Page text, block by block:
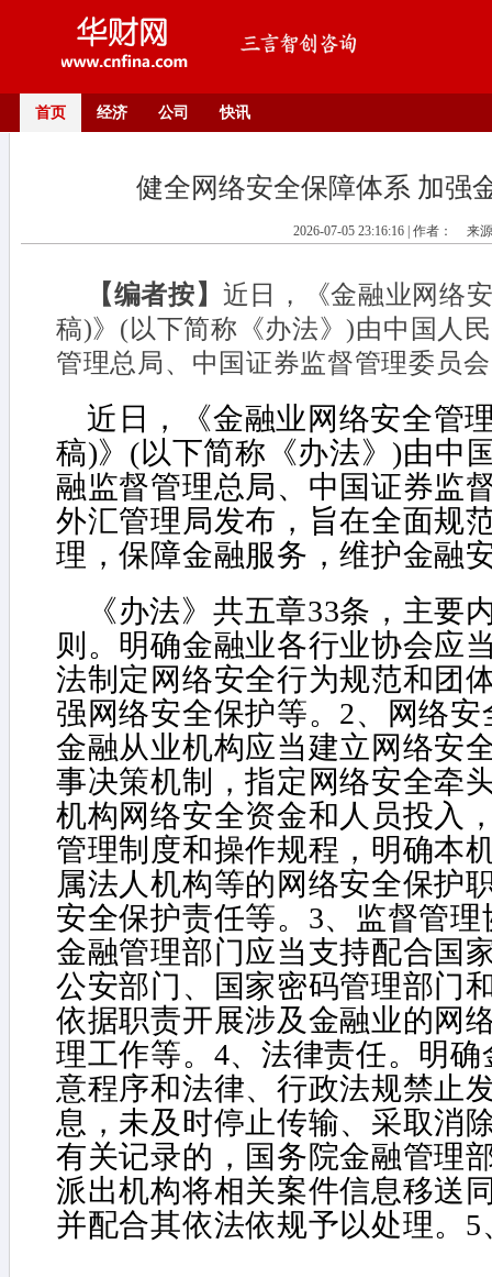
首页 经济 公司 快讯
健全网络安全保障体系 加强
2026-07-05 23:16:16 | 作者： 来
【编者按】 近日，《金融业网络
稿)》(以下简称《办法》)由中国人
管理总局、中国证券监督管理委员
近日，《金融业网络安全管
稿)》(以下简称《办法》)由中
融监督管理总局、中国证券监
外汇管理局发布，旨在全面规
理，保障金融服务，维护金融
《办法》共五章33条，主要
则。明确金融业各行业协会应
法制定网络安全行为规范和团
强网络安全保护等。2、网络
金融从业机构应当建立网络安
事决策机制，指定网络安全牵
机构网络安全资金和人员投入
管理制度和操作规程，明确本
属法人机构等的网络安全保护
安全保护责任等。3、监督管
金融管理部门应当支持配合国
公安部门、国家密码管理部门
依据职责开展涉及金融业的网
理工作等。4、法律责任。明
意程序和法律、行政法规禁止
息，未及时停止传输、采取消
有关记录的，国务院金融管理
派出机构将相关案件信息移送
并配合其依法依规予以处理。5